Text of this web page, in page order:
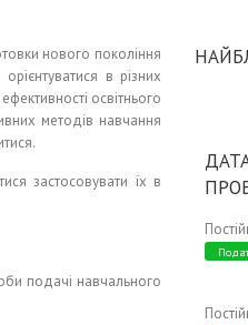
нового покоління
в різних
освітнього
методів навчання
застосовувати їх в
подачі навчального